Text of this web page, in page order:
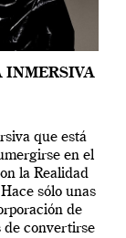
INMERSIVA
que está
en el
la Realidad
sólo unas
de
de convertirse